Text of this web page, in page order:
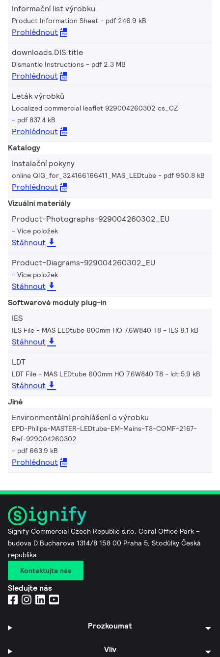
Informační list výrobku
Product Information Sheet pdf 246.9 kB
Prohlédnout
downloads.DIS.title
Dismantle Instructions pdf 2.3 MB
Prohlédnout
Leták výrobků
Localized commercial leaflet 929004260302 cs_CZ
pdf 837.4 kB
Prohlédnout
Katalogy
Instalační pokyny
online QIG_for_324166166411_MAS_LEDtube pdf 950.8 kB
Prohlédnout
Vizuální materiály
Product-Photographs-929004260302_EU
Více položek
Stáhnout
Product-Diagrams-929004260302_EU
Více položek
Stáhnout
Softwarové moduly plug-in
IES
IES File - MAS LEDtube 600mm HO 7.6W840 T8 IES 8.1 kB
Stáhnout
LDT
LDT File - MAS LEDtube 600mm HO 7.6W840 T8 ldt 5.9 kB
Stáhnout
Jiné
Environmentální prohlášení o výrobku
EPD-Philips-MASTER-LEDtube-EM-Mains-T8-COMF-2167-
Ref-929004260302
pdf 663.9 kB
Prohlédnout
Signify Commercial Czech Republic s.r.o. Coral Office Park –
budova D Bucharova 1314/8 158 00 Praha 5, Stodůlky Česká
republika
Kontaktujte nás
Sledujte nás
Prozkoumat
Vliv